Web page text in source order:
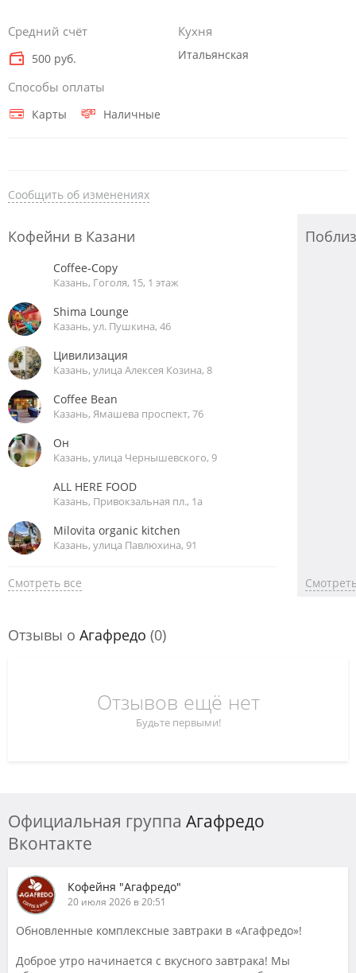
Средний счёт
500 руб.
Способы оплаты
Карты Наличные
Кухня
Итальянская
Сообщить об изменениях
Кофейни в Казани
Coffee-Copy
Казань, Гоголя, 15, 1 этаж
Shima Lounge
Казань, ул. Пушкина, 46
Цивилизация
Казань, улица Алексея Козина, 8
Coffee Bean
Казань, Ямашева проспект, 76
Он
Казань, улица Чернышевского, 9
ALL HERE FOOD
Казань, Привокзальная пл., 1а
Milovita organic kitchen
Казань, улица Павлюхина, 91
Смотреть все
Отзывы о Агафредо (0)
Отзывов ещё нет
Будьте первыми!
Официальная группа Агафредо
Вконтакте
Кофейня "Агафредо"
20 июля 2026 в 20:51
Обновленные комплексные завтраки в «Агафредо»!
Доброе утро начинается с вкусного завтрака! Мы